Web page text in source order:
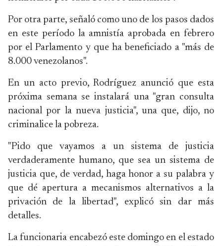
Por otra parte, señaló como uno de los pasos dados
en este período la amnistía aprobada en febrero
por el Parlamento y que ha beneficiado a "más de
8.000 venezolanos".
En un acto previo, Rodríguez anunció que esta
próxima semana se instalará una "gran consulta
nacional por la nueva justicia", una que, dijo, no
criminalice la pobreza.
"Pido que vayamos a un sistema de justicia
verdaderamente humano, que sea un sistema de
justicia que, de verdad, haga honor a su palabra y
que dé apertura a mecanismos alternativos a la
privación de la libertad", explicó sin dar más
detalles.
La funcionaria encabezó este domingo en el estado